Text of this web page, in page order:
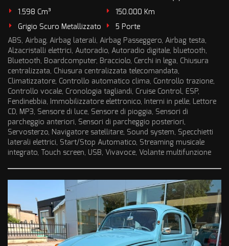
1.598 Cm³
150.000 Km
Grigio Scuro Metallizzato
5 Porte
ABS, Airbag, Airbag laterali, Airbag Passeggero, Airbag testa,
Alzacristalli elettrici, Autoradio, Autoradio digitale, bluetooth,
Bluetooth, Boardcomputer, Bracciolo, Cerchi in lega, Chiusura
centralizzata, Chiusura centralizzata telecomandata,
Climatizzatore, Controllo automatico clima, Controllo trazione,
Controllo vocale, Cronologia tagliandi, Cruise Control, ESP,
Fendinebbia, Immobilizzatore elettronico, Interni in pelle, Lettore
CD, MP3, Sensore di luce, Sensore di pioggia, Sensori di
parcheggio anteriori, Sensori di parcheggio posteriori,
Servosterzo, Navigatore satellitare, Sound system, Specchietti
laterali elettrici, Start/Stop Automatico, Streaming musicale
integrato, Touch screen, USB, Vivavoce, Volante multifunzione